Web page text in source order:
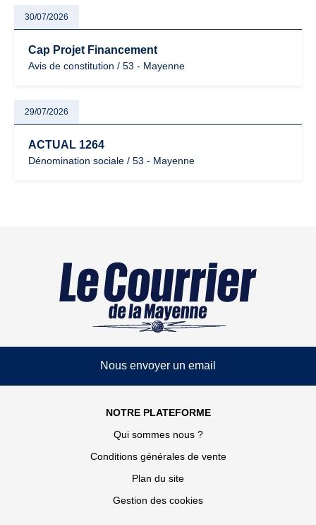
30/07/2026
Cap Projet Financement
Avis de constitution / 53 - Mayenne
29/07/2026
ACTUAL 1264
Dénomination sociale / 53 - Mayenne
Nous envoyer un email
NOTRE PLATEFORME
Qui sommes nous ?
Conditions générales de vente
Plan du site
Gestion des cookies